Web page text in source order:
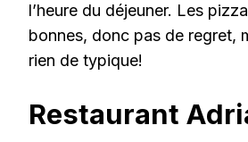
l’heure du déjeuner. Les
bonnes, donc pas de regret,
rien de typique!
Restaurant